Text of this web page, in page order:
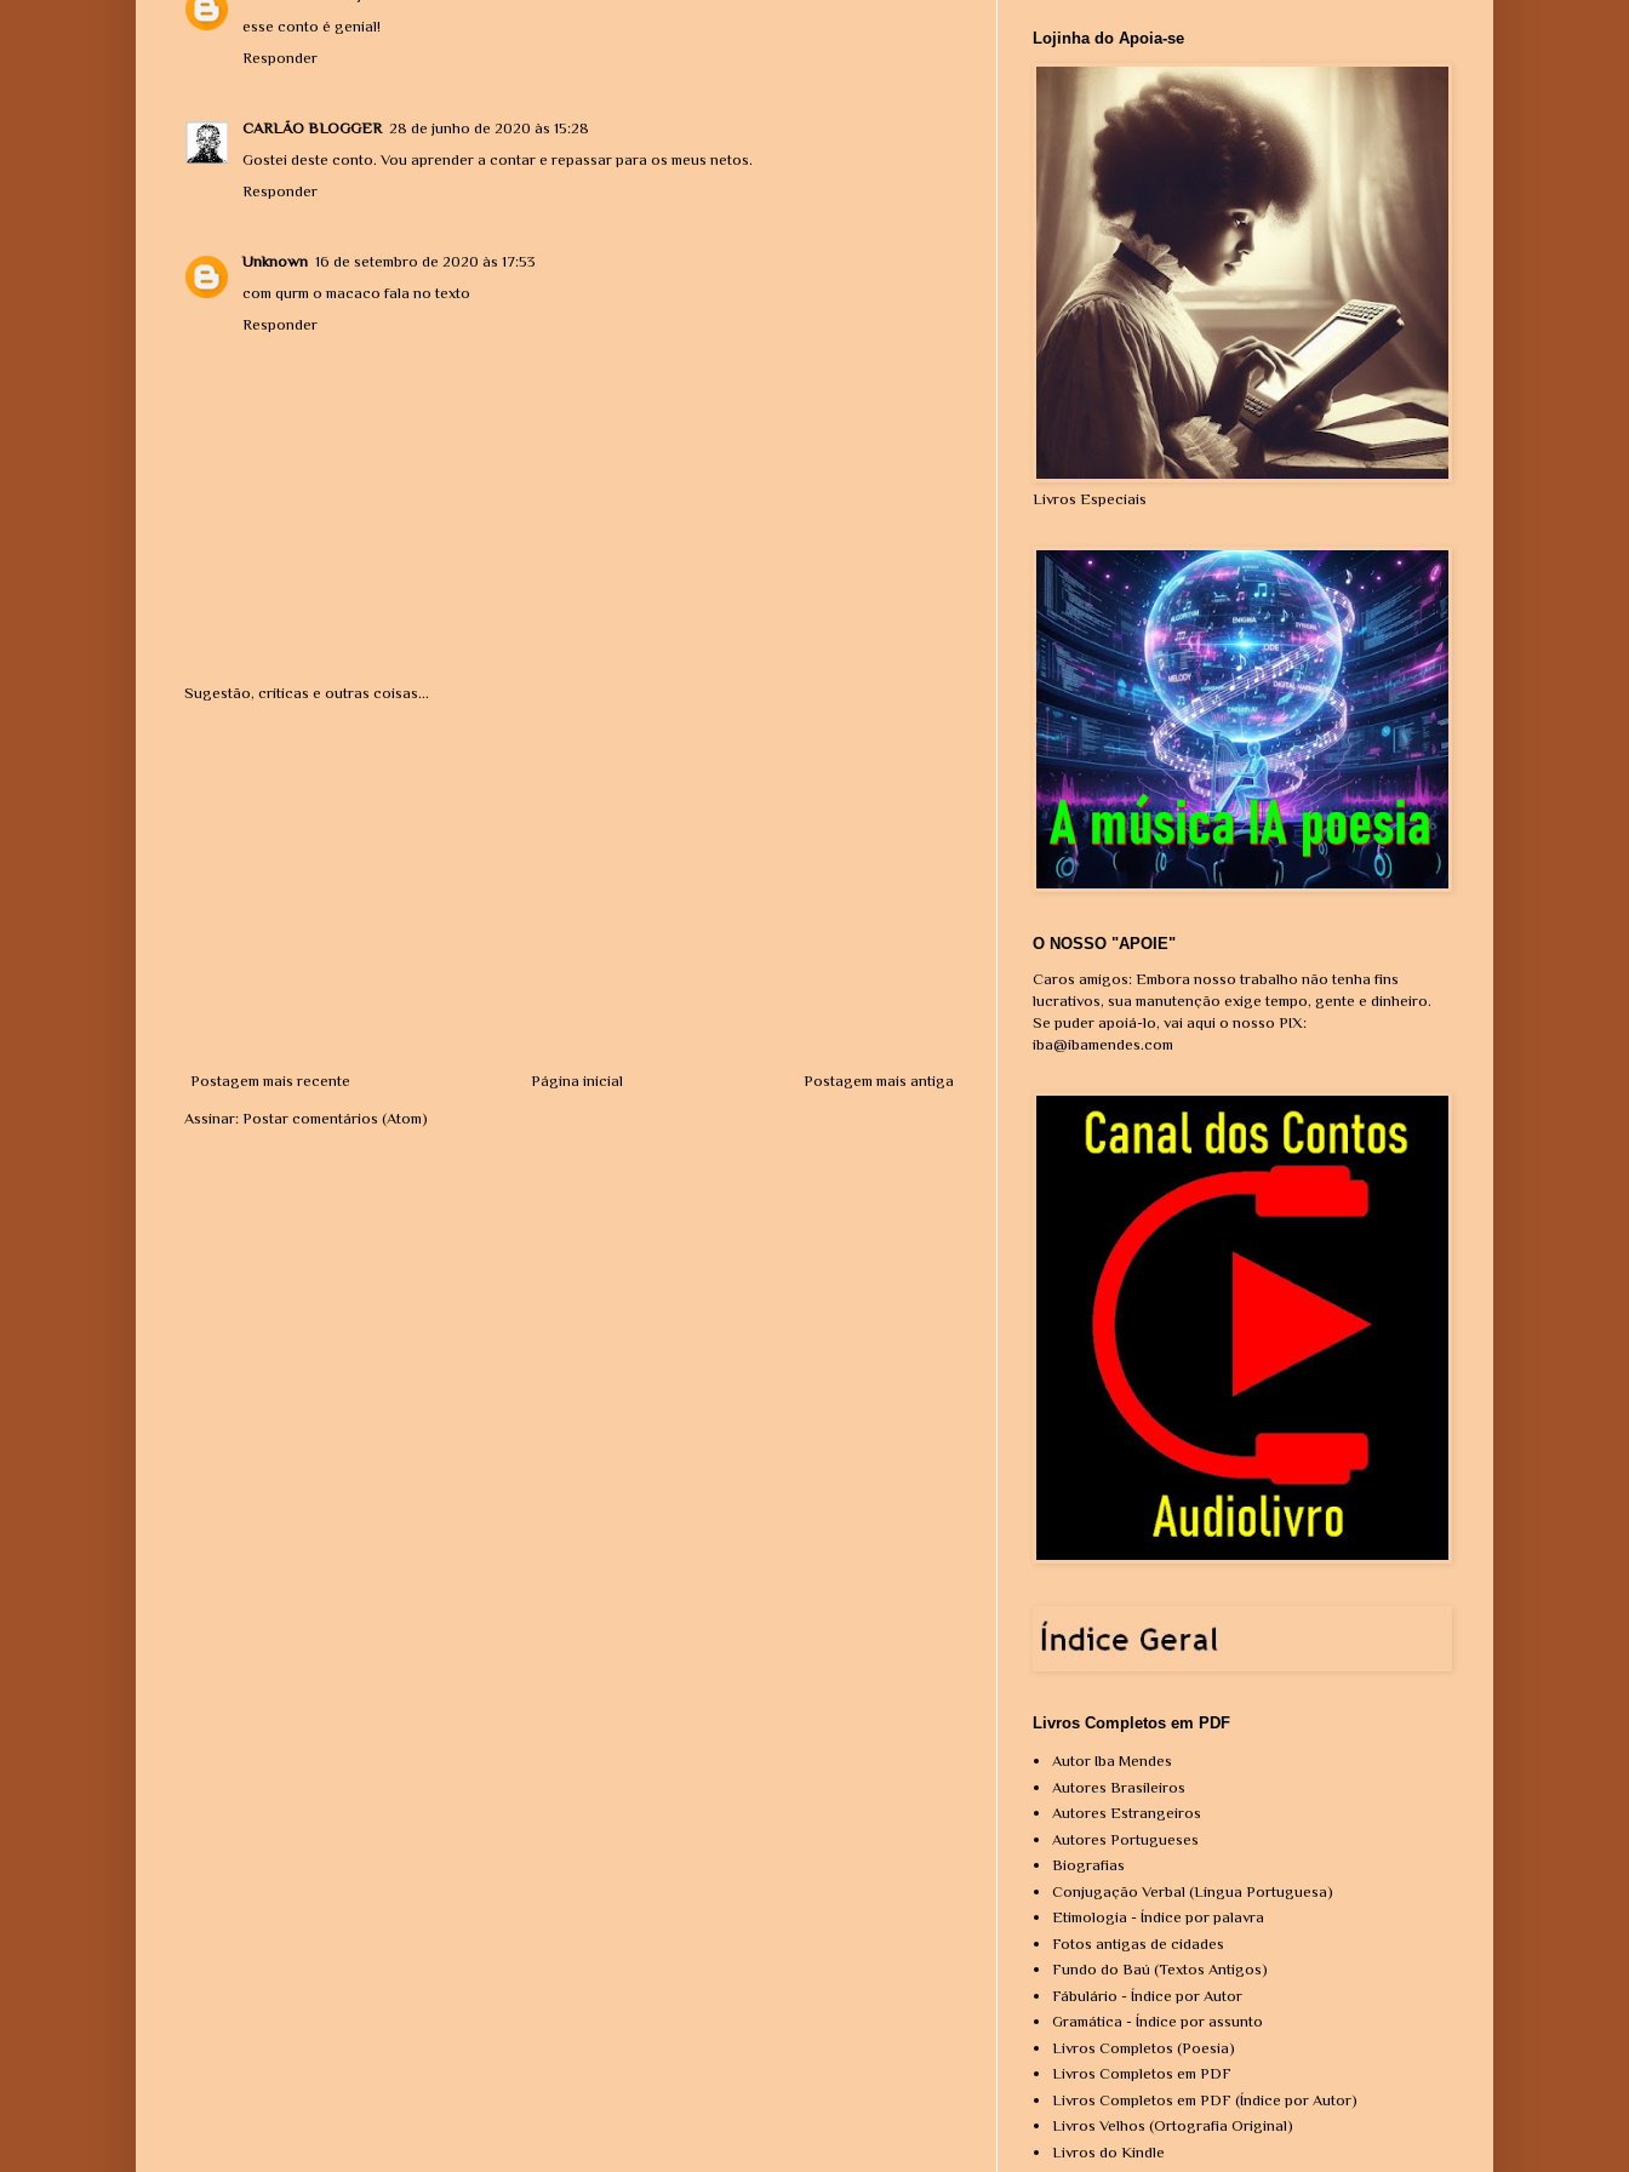
esse conto é genial!
Responder
CARLÃO BLOGGER 28 de junho de 2020 às 15:28
Gostei deste conto. Vou aprender a contar e repassar para os meus netos.
Responder
Unknown 16 de setembro de 2020 às 17:53
com qurm o macaco fala no texto
Responder
Sugestão, críticas e outras coisas...
Postagem mais recente Postagem mais antiga
Página inicial
Assinar: Postar comentários (Atom)
Lojinha do Apoia-se
Livros Especiais
O NOSSO "APOIE"
Caros amigos: Embora nosso trabalho não tenha fins
lucrativos, sua manutenção exige tempo, gente e dinheiro.
Se puder apoiá-lo, vai aqui o nosso PIX:
iba@ibamendes.com
Livros Completos em PDF
Autor Iba Mendes
Autores Brasileiros
Autores Estrangeiros
Autores Portugueses
Biografias
Conjugação Verbal (Língua Portuguesa)
Etimologia - Índice por palavra
Fotos antigas de cidades
Fundo do Baú (Textos Antigos)
Fábulário - Índice por Autor
Gramática - Índice por assunto
Livros Completos (Poesia)
Livros Completos em PDF
Livros Completos em PDF (Índice por Autor)
Livros Velhos (Ortografia Original)
Livros do Kindle